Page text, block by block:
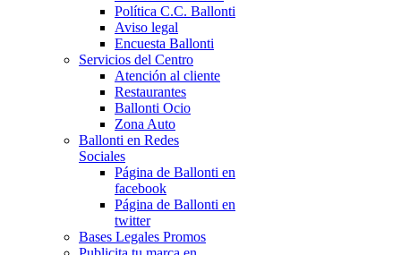
Política C.C. Ballonti
Aviso legal
Encuesta Ballonti
Servicios del Centro
Atención al cliente
Restaurantes
Ballonti Ocio
Zona Auto
Ballonti en Redes
Sociales
Página de Ballonti en
facebook
Página de Ballonti en
twitter
Bases Legales Promos